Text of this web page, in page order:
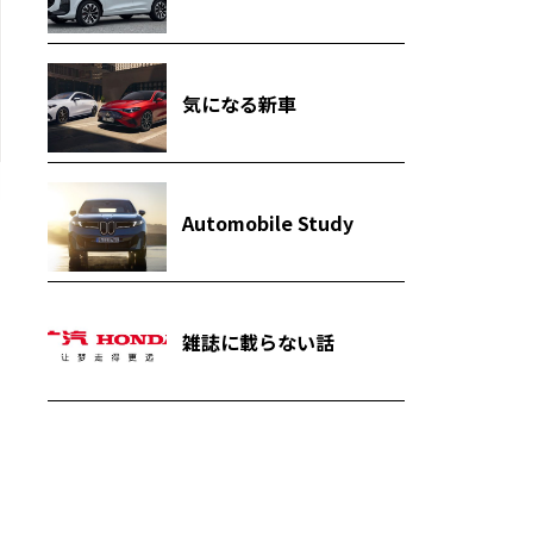
気になる新車
Automobile Study
雑誌に載らない話